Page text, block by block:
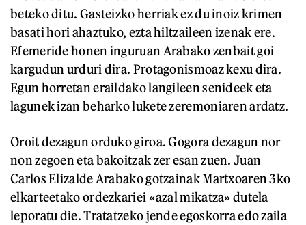
beteko ditu. Gasteizko herriak ez du inoiz krimen
basati hori ahaztuko, ezta hiltzaileen izenak ere.
Efemeride honen inguruan Arabako zenbait goi
kargudun urduri dira. Protagonismoaz kexu dira.
Egun horretan eraildako langileen senideek eta
lagunek izan beharko lukete zeremoniaren ardatz.
Oroit dezagun orduko giroa. Gogora dezagun nor
non zegoen eta bakoitzak zer esan zuen. Juan
Carlos Elizalde Arabako gotzainak Martxoaren 3ko
elkarteetako ordezkariei «azal mikatza» dutela
leporatu die. Tratatzeko jende egoskorra edo zaila